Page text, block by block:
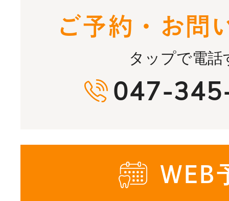
ご予約・お問
タップで電話
047-
WEB